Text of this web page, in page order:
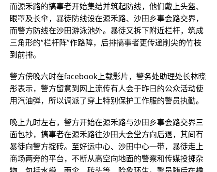
而源禾路的搞事者开始集结并筑起防线，他们戴上头盔、
眼罩及长伞，暴徒防线设在源禾路、沙田乡事会路交界，
而警方防线在沙田游泳池外。暴徒又拆下附近栏杆，筑成
三角形的“栏杆阵”作路障，后排搞事者更传递削尖的竹枝
到前排。
警方傍晚六时在facebook上载影片，警务处助理处长林晓
彤表示，警方留意到网上流传有人会于昨日的公众活动使
用汽油弹，所以调派了穿上特别保护工作服的警员执勤。
晚上九时左右，警方开始在源禾路与沙田乡事会路交界三
面包抄，搞事者在源禾路往沙田大会堂方向后退，其间有
暴徒向警方掟砖。至好运中心、沙田中心一带，暴徒走上
商场两旁的平台，不断从高空向地面的警察和传媒投掷杂